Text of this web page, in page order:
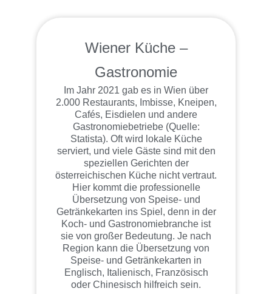
Wiener Küche –
Gastronomie
Im Jahr 2021 gab es in Wien über
2.000 Restaurants, Imbisse, Kneipen,
Cafés, Eisdielen und andere
Gastronomiebetriebe (Quelle:
Statista). Oft wird lokale Küche
serviert, und viele Gäste sind mit den
speziellen Gerichten der
österreichischen Küche nicht vertraut.
Hier kommt die professionelle
Übersetzung von Speise- und
Getränkekarten ins Spiel, denn in der
Koch- und Gastronomiebranche ist
sie von großer Bedeutung. Je nach
Region kann die Übersetzung von
Speise- und Getränkekarten in
Englisch, Italienisch, Französisch
oder Chinesisch hilfreich sein.